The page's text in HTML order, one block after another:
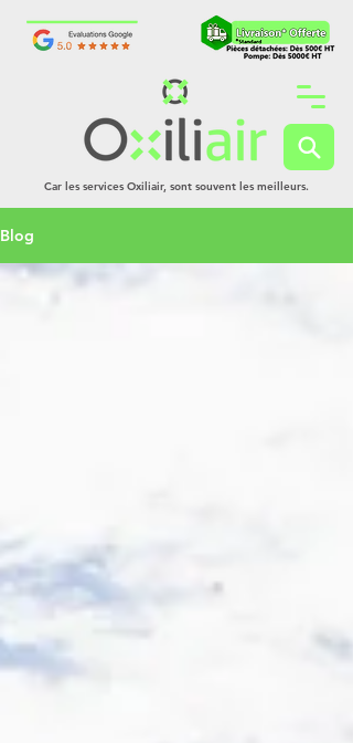
Car les services Oxiliair, sont souvent les meilleurs.
Blog